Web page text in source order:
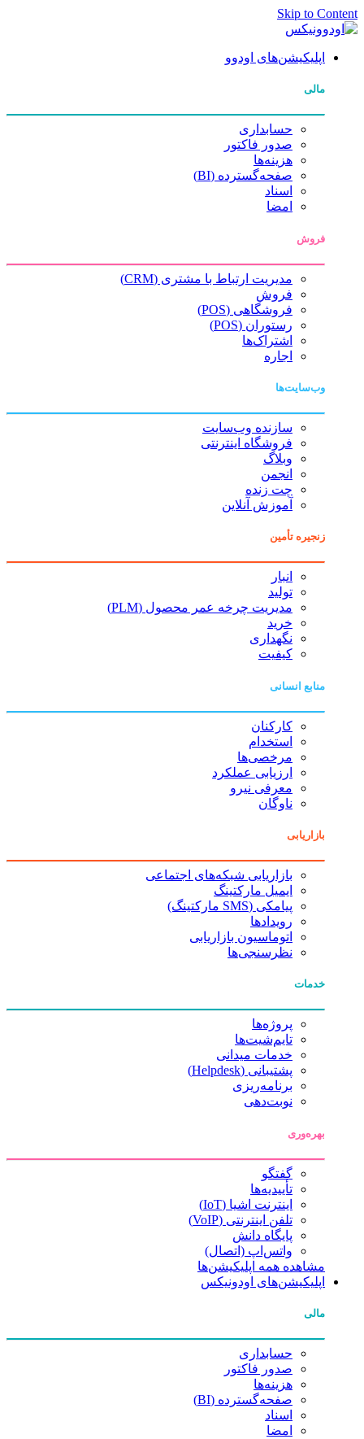
Skip to Content
اپلیکیشن‌های اودوو
مالی
حسابداری
صدور فاکتور
هزینه‌ها
صفحه‌گسترده (BI)
اسناد
امضا
فروش
مدیریت ارتباط با مشتری (CRM)
فروش
فروشگاهی (POS)
رستوران (POS)
اشتراک‌ها
اجاره
وب‌سایت‌ها
سازنده وب‌سایت
فروشگاه اینترنتی
وبلاگ
انجمن
چت زنده
آموزش آنلاین
زنجیره تأمین
انبار
تولید
مدیریت چرخه عمر محصول (PLM)
خرید
نگهداری
کیفیت
منابع انسانی
کارکنان
استخدام
مرخصی‌ها
ارزیابی عملکرد
معرفی نیرو
ناوگان
بازاریابی
بازاریابی شبکه‌های اجتماعی
ایمیل مارکتینگ
پیامکی (SMS مارکتینگ)
رویدادها
اتوماسیون بازاریابی
نظرسنجی‌ها
خدمات
پروژه‌ها
تایم‌شیت‌ها
خدمات میدانی
پشتیبانی (Helpdesk)
برنامه‌ریزی
نوبت‌دهی
بهره‌وری
گفتگو
تأییدیه‌ها
اینترنت اشیا (IoT)
تلفن اینترنتی (VoIP)
پایگاه دانش
واتس‌اپ (اتصال)
مشاهده همه اپلیکیشن‌ها
اپلیکیشن‌های اودونیکس
مالی
حسابداری
صدور فاکتور
هزینه‌ها
صفحه‌گسترده (BI)
اسناد
امضا